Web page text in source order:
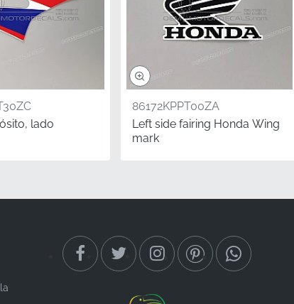
asegura
de su
lado
86172KPPT00ZA
Left side fairing Honda Wing
mark